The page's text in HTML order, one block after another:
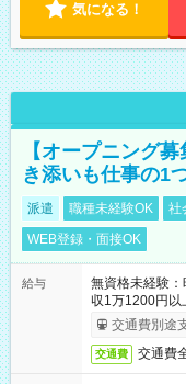
気になる！
【オープニング
き添いも仕事の1
派遣 職種未経験OK 社
WEB登録・面接OK
給与
無資格未経験
収1万1200円以
交通費別途
交通費 交通費